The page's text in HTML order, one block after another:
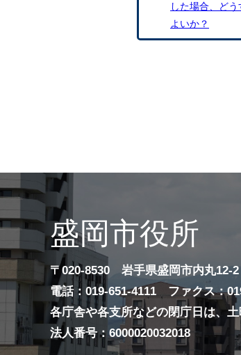
した場合、ど
よいか？
盛岡市役所
〒020-8530 岩手県盛岡市内丸
電話：019-651-4111 ファクス：
各庁舎や各支所などの閉庁日は、
法人番号：6000020032018